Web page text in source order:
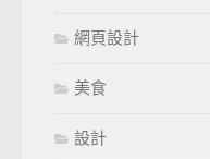
網頁設計
美食
設計